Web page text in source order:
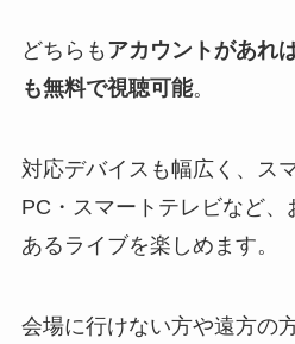
どちらも アカウントがあれ
も無料で視聴可能。
対応デバイスも幅広く、ス
PC・スマートテレビなど
あるライブを楽しめます。
会場に行けない方や遠方の